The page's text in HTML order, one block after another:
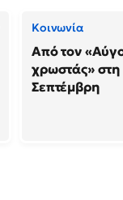
Κοινωνία
Από τον
χρωστάς»
Σεπτέμβρη